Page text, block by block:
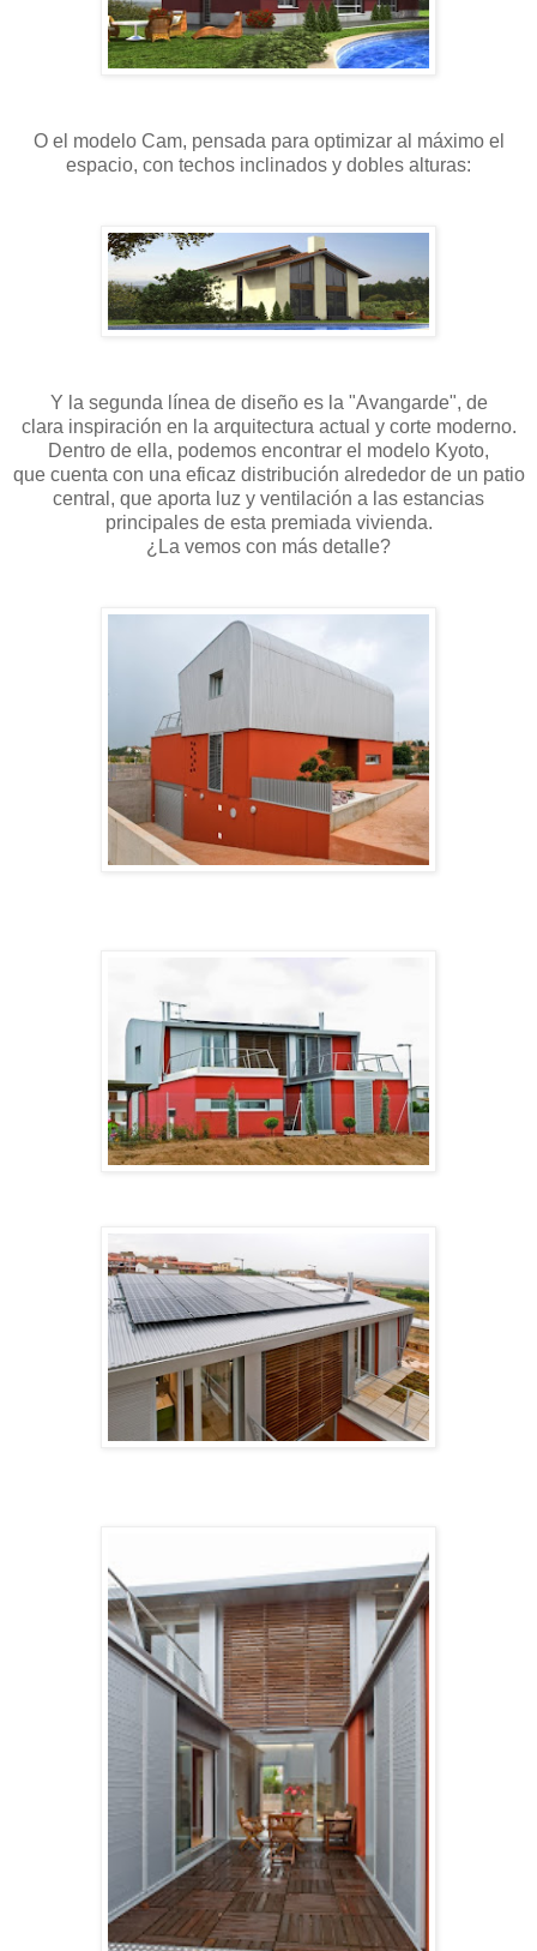
O el modelo Cam, pensada para optimizar al máximo el
espacio, con techos inclinados y dobles alturas:
Y la segunda línea de diseño es la "Avangarde", de
clara inspiración en la arquitectura actual y corte moderno.
Dentro de ella, podemos encontrar el modelo Kyoto,
que cuenta con una eficaz distribución alrededor de un patio
central, que aporta luz y ventilación a las estancias
principales de esta premiada vivienda.
¿La vemos con más detalle?